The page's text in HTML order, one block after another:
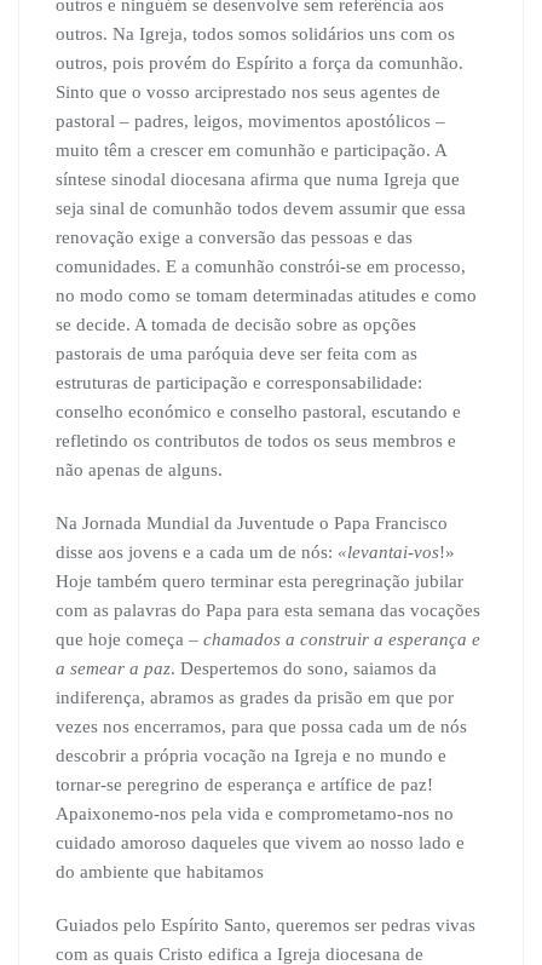
outros e ninguém se desenvolve sem referência aos
outros. Na Igreja, todos somos solidários uns com os
outros, pois provém do Espírito a força da comunhão.
Sinto que o vosso arciprestado nos seus agentes de
pastoral – padres, leigos, movimentos apostólicos –
muito têm a crescer em comunhão e participação. A
síntese sinodal diocesana afirma que numa Igreja que
seja sinal de comunhão todos devem assumir que essa
renovação exige a conversão das pessoas e das
comunidades. E a comunhão constrói-se em processo,
no modo como se tomam determinadas atitudes e como
se decide. A tomada de decisão sobre as opções
pastorais de uma paróquia deve ser feita com as
estruturas de participação e corresponsabilidade:
conselho económico e conselho pastoral, escutando e
refletindo os contributos de todos os seus membros e
não apenas de alguns.
Na Jornada Mundial da Juventude o Papa Francisco
disse aos jovens e a cada um de nós: «levantai-vos!»
Hoje também quero terminar esta peregrinação jubilar
com as palavras do Papa para esta semana das vocações
que hoje começa – chamados a construir a esperança e
a semear a paz. Despertemos do sono, saiamos da
indiferença, abramos as grades da prisão em que por
vezes nos encerramos, para que possa cada um de nós
descobrir a própria vocação na Igreja e no mundo e
tornar-se peregrino de esperança e artífice de paz!
Apaixonemo-nos pela vida e comprometamo-nos no
cuidado amoroso daqueles que vivem ao nosso lado e
do ambiente que habitamos
Guiados pelo Espírito Santo, queremos ser pedras vivas
com as quais Cristo edifica a Igreja diocesana de